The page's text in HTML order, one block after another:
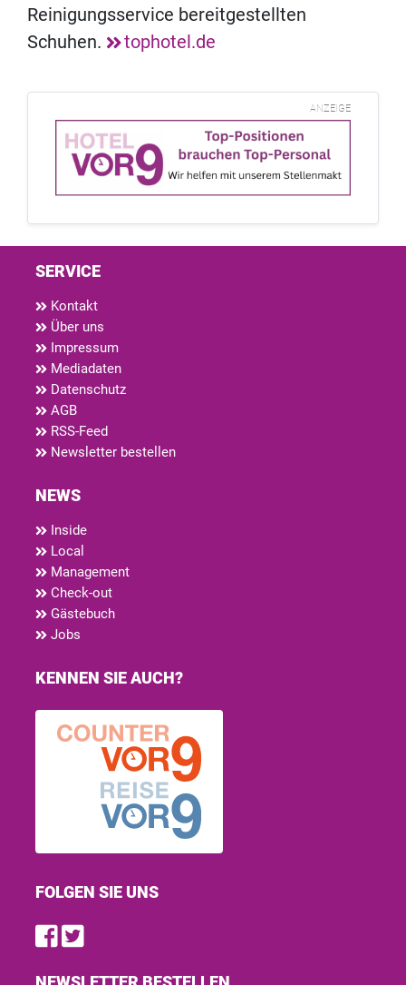
Reinigungsservice bereitgestellten
Schuhen.
tophotel.de
ANZEIGE
SERVICE
Kontakt
Über uns
Impressum
Mediadaten
Datenschutz
AGB
RSS-Feed
Newsletter bestellen
NEWS
Inside
Local
Management
Check-out
Gästebuch
Jobs
KENNEN SIE AUCH?
FOLGEN SIE UNS
Find us on Facebook
Follow us on Twitter